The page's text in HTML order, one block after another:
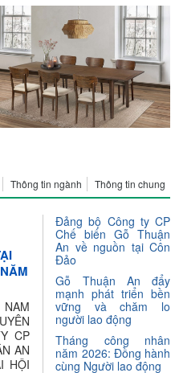
Thông tin ngành Thông tin chung
CP
AN
HỘI
Đảng bộ Công ty CP
Chế biến Gỗ Thuận
An về nguồn tại Côn
Đảo
Gỗ Thuận An đẩy
mạnh phát triển bền
vững và chăm lo
người lao động
Tháng công nhân
năm 2026: Đồng hành
cùng Người lao động